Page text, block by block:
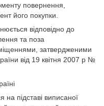
повернення,
його покупки.
відповідно до
та поза
затвердженими
від 19 квітня 2007 р №
на підставі виписаної